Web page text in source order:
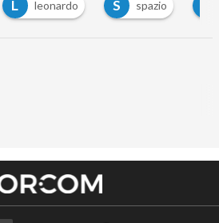
L leonardo S spazio